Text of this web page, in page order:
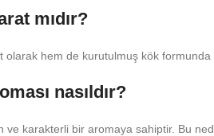
mıdır?
olarak hem de kurutulmuş kök
nasıldır?
ve karakterli bir aromaya sahiptir. Bu